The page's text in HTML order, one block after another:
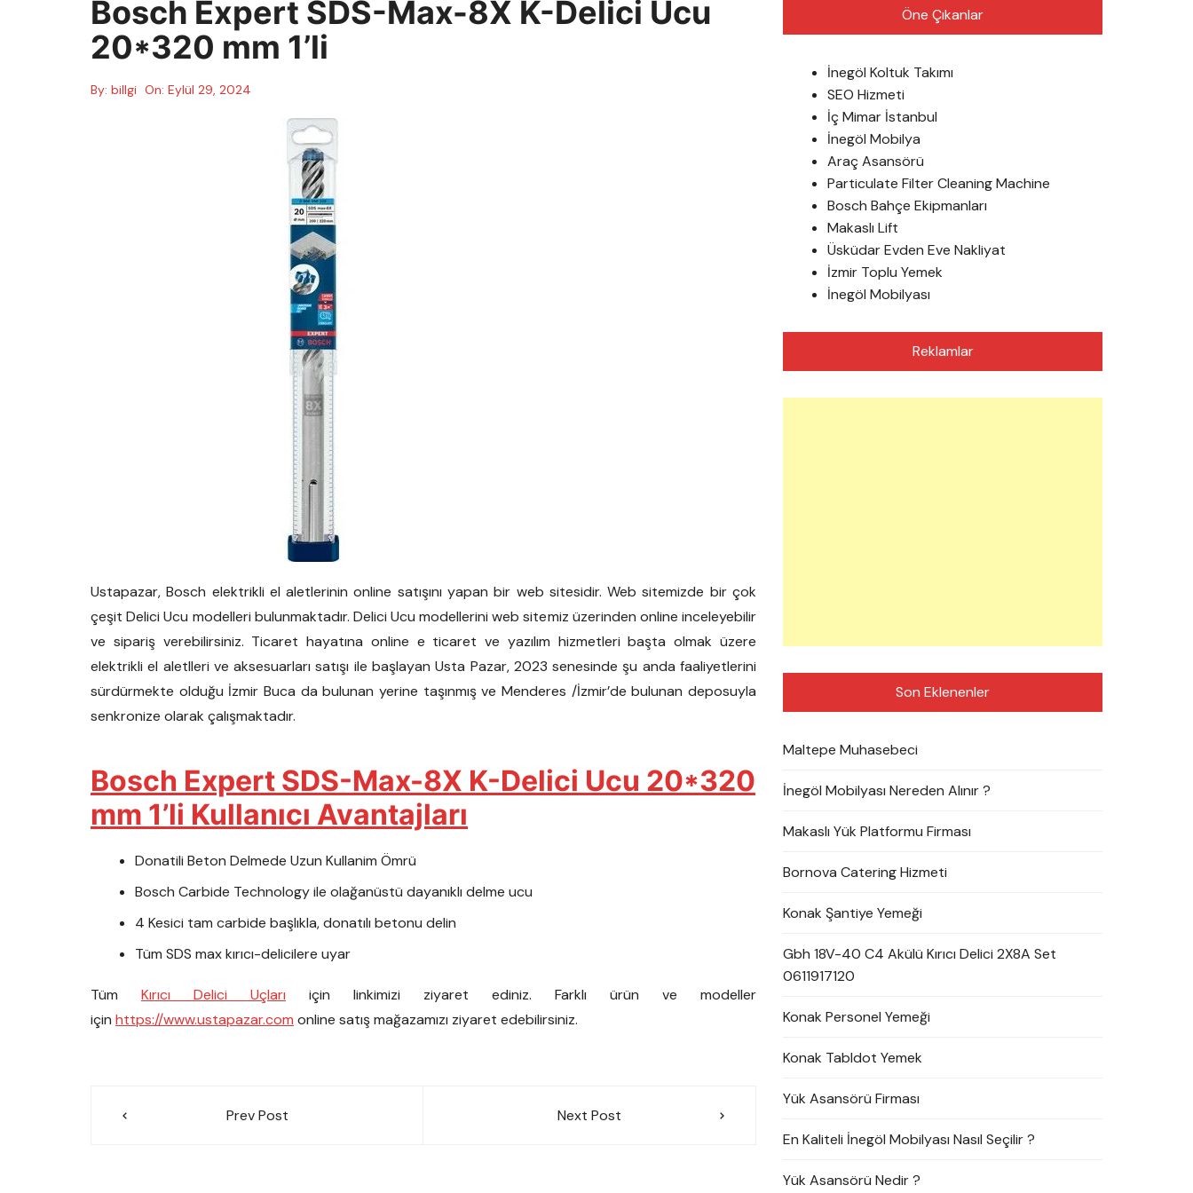
Bosch Expert SDS-Max-8X K-Delici Ucu
20*320 mm 1’li
By: billgi On: Eylül 29, 2024
Ustapazar, Bosch elektrikli el aletlerinin online satışını yapan bir web sitesidir. Web sitemizde bir çok
çeşit Delici Ucu modelleri bulunmaktadır. Delici Ucu modellerini web sitemiz üzerinden online inceleyebilir
ve sipariş verebilirsiniz. Ticaret hayatına online e ticaret ve yazılım hizmetleri başta olmak üzere
elektrikli el aletlleri ve aksesuarları satışı ile başlayan Usta Pazar, 2023 senesinde şu anda faaliyetlerini
sürdürmekte olduğu İzmir Buca da bulunan yerine taşınmış ve Menderes /İzmir’de bulunan deposuyla
senkronize olarak çalışmaktadır.
Bosch Expert SDS-Max-8X K-Delici Ucu 20*320
mm 1’li Kullanıcı Avantajları
Donatili Beton Delmede Uzun Kullanim Ömrü
Bosch Carbide Technology ile olağanüstü dayanıklı delme ucu
4 Kesici tam carbide başlıkla, donatılı betonu delin
Tüm SDS max kırıcı-delicilere uyar
Tüm Kırıcı Delici Uçları için linkimizi ziyaret ediniz. Farklı ürün ve modeller
için https://www.ustapazar.com online satış mağazamızı ziyaret edebilirsiniz.
Prev Post Next Post
Öne Çıkanlar
İnegöl Koltuk Takımı
SEO Hizmeti
İç Mimar İstanbul
İnegöl Mobilya
Araç Asansörü
Particulate Filter Cleaning Machine
Bosch Bahçe Ekipmanları
Makaslı Lift
Üsküdar Evden Eve Nakliyat
İzmir Toplu Yemek
İnegöl Mobilyası
Reklamlar
Son Eklenenler
Maltepe Muhasebeci
İnegöl Mobilyası Nereden Alınır ?
Makaslı Yük Platformu Firması
Bornova Catering Hizmeti
Konak Şantiye Yemeği
Gbh 18V-40 C4 Akülü Kırıcı Delici 2X8A Set
0611917120
Konak Personel Yemeği
Konak Tabldot Yemek
Yük Asansörü Firması
En Kaliteli İnegöl Mobilyası Nasıl Seçilir ?
Yük Asansörü Nedir ?